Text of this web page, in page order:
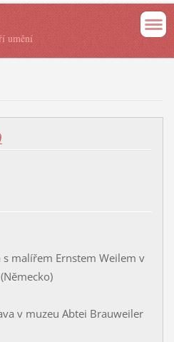
umění
s malířem Ernstem Weilem v
v muzeu Abtei Brauweiler